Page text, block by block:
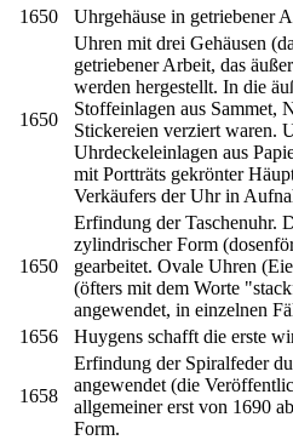
1650
Uhrgehäuse in getriebener
1650
Uhren mit drei Gehäusen
getriebener Arbeit, das
werden hergestellt. In die
Stoffeinlagen aus Sammet,
Stickereien verziert waren.
Uhrdeckeleinlagen aus
mit Portträts gekrönter
Verkäufers der Uhr in
1650
Erfindung der Taschenuhr.
zylindrischer Form
gearbeitet. Ovale Uhren
(öfters mit dem Worte
angewendet, in einzelnen
1656
Huygens schafft die erste
1658
Erfindung der Spiralfeder
angewendet (die
allgemeiner erst von 1690
Form.